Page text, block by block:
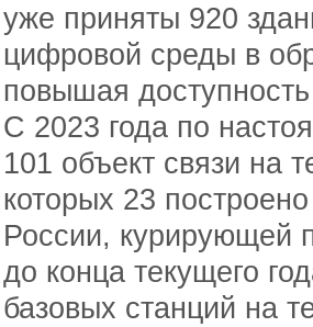
уже приняты 920
цифровой среды в
повышая
С 2023 года по
101 объект связи на
которых 23
России, курирующей
до конца текущего
базовых станций на